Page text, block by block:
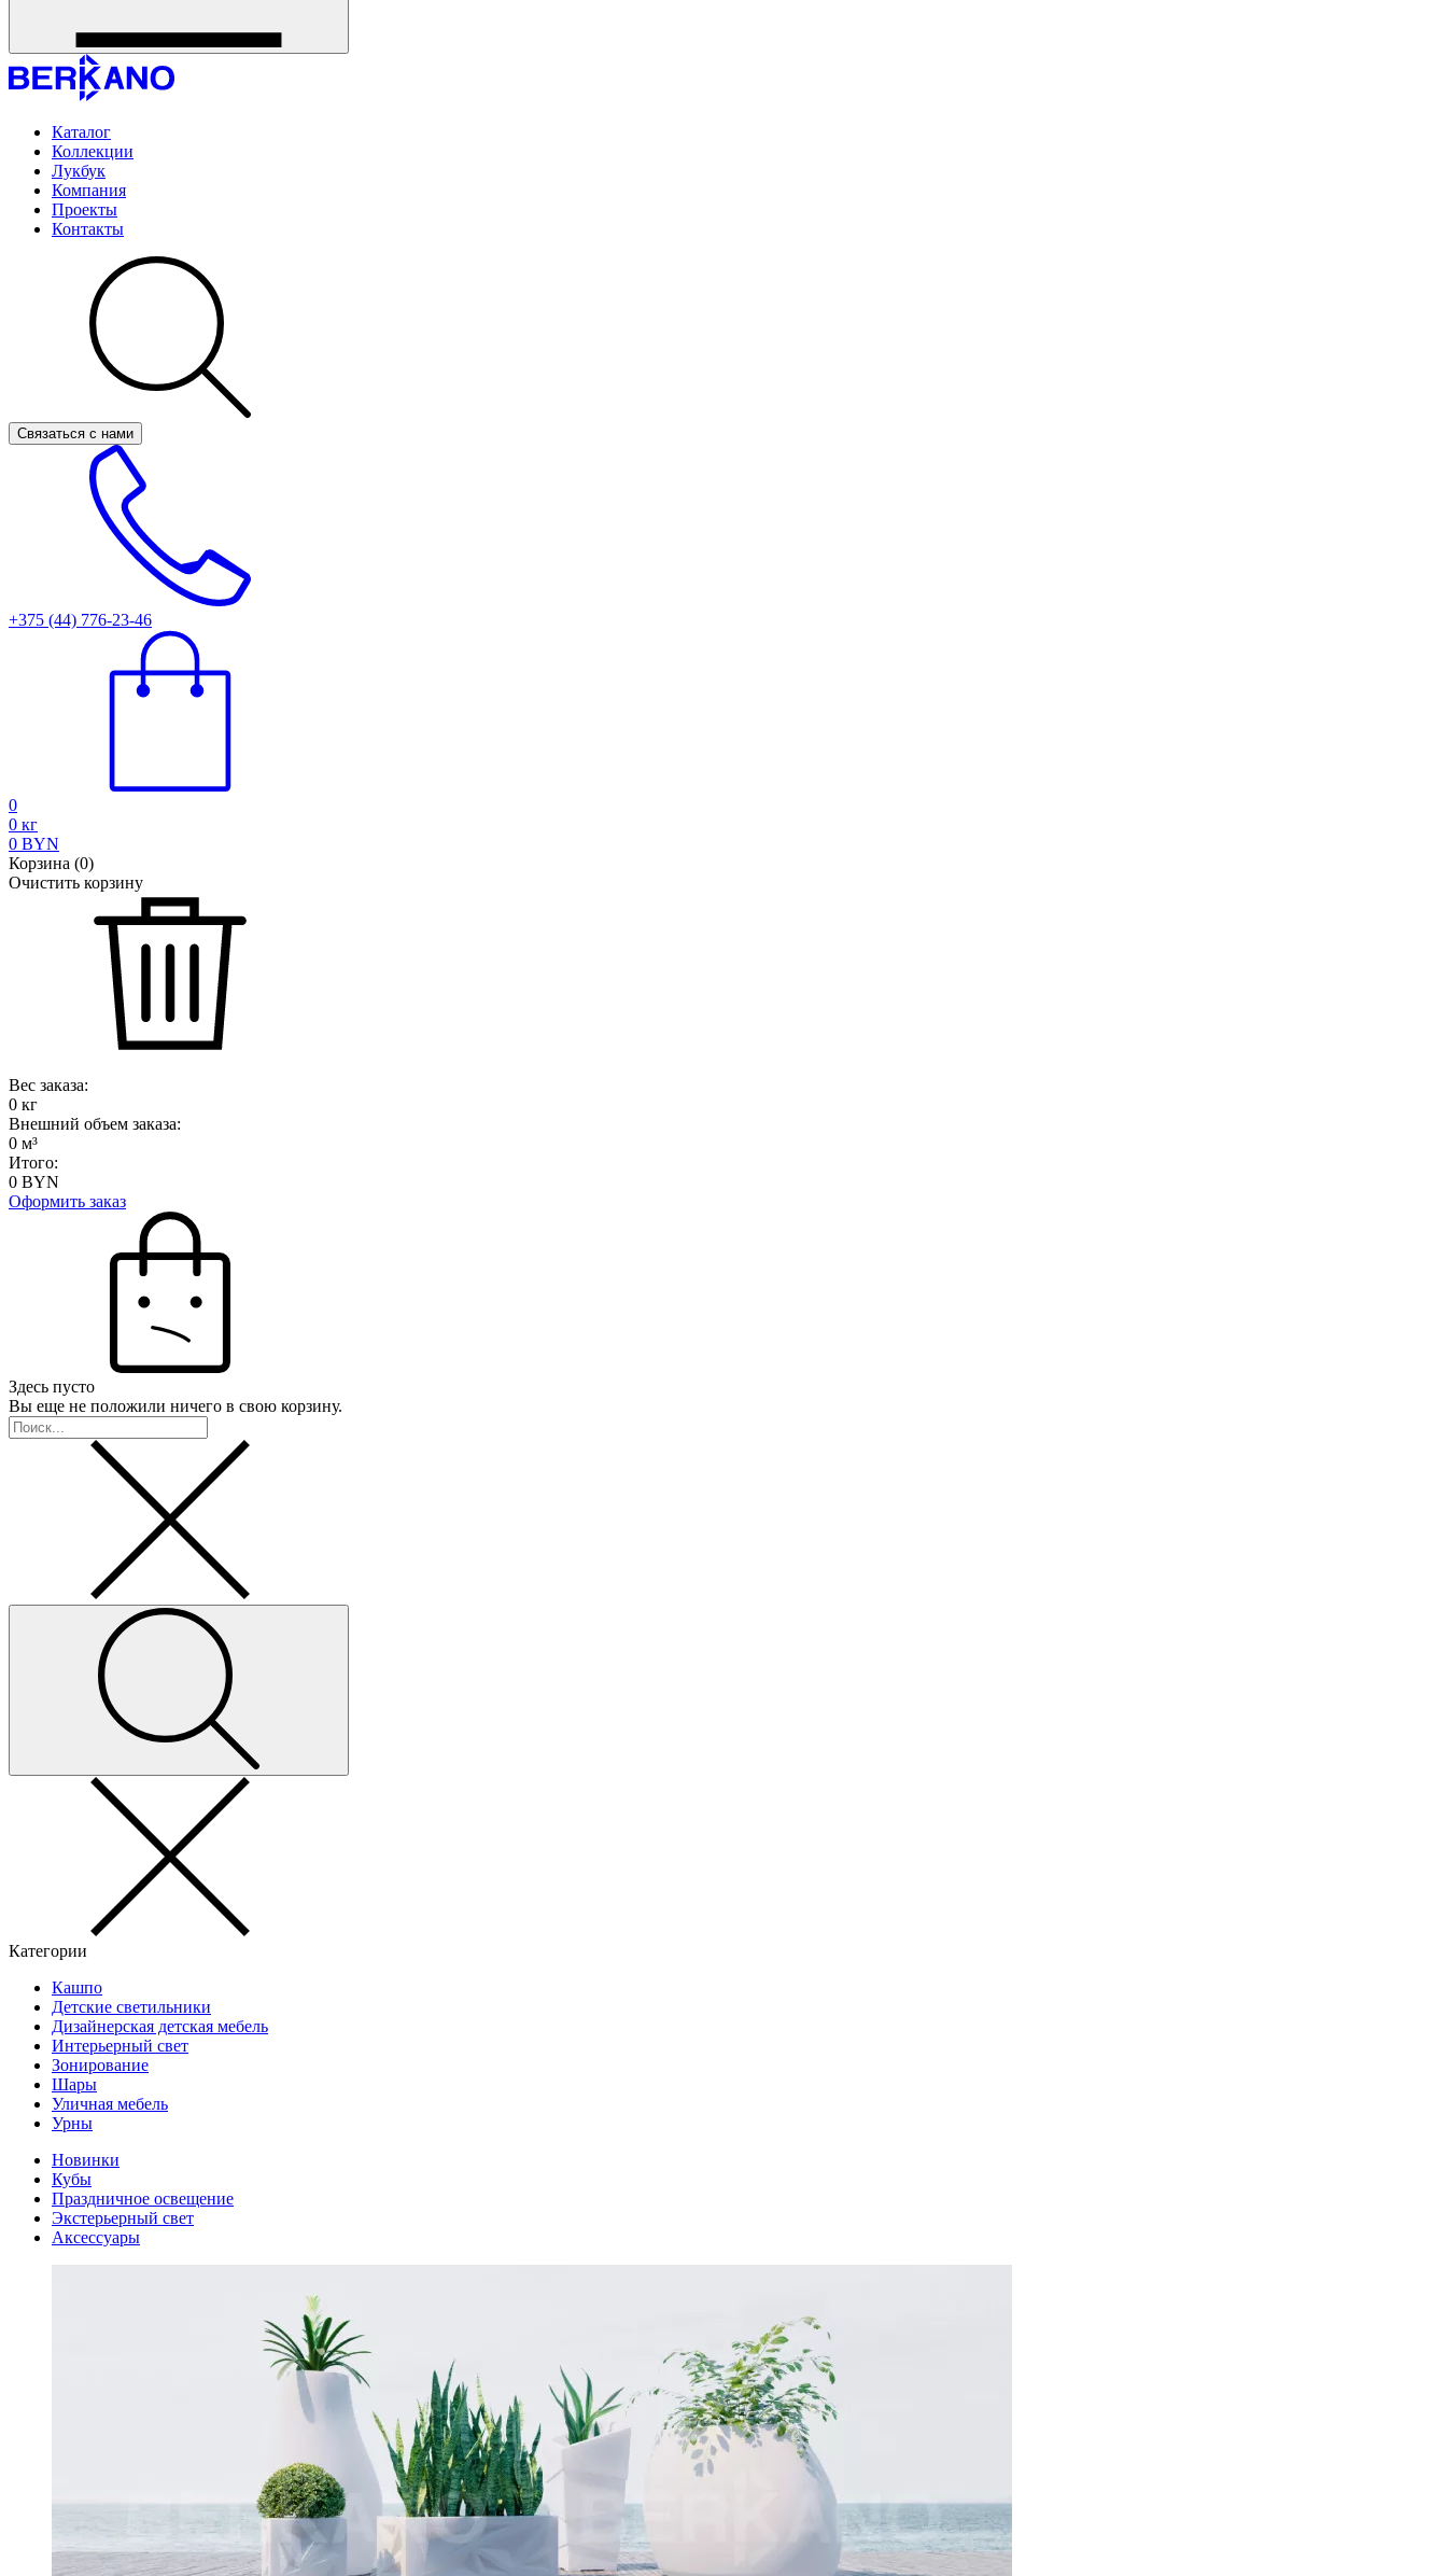
Каталог
Коллекции
Лукбук
Компания
Проекты
Контакты
Связаться с нами
+375 (44) 776-23-46
0
0 кг
0 BYN
Корзина (0)
Очистить корзину
Вес заказа:
0 кг
Внешний объем заказа:
0 м³
Итого:
0 BYN
Оформить заказ
Здесь пусто
Вы еще не положили ничего в свою корзину.
Категории
Кашпо
Детские светильники
Дизайнерская детская мебель
Интерьерный свет
Зонирование
Шары
Уличная мебель
Урны
Новинки
Кубы
Праздничное освещение
Экстерьерный свет
Аксессуары